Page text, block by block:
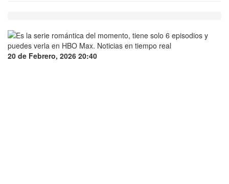
20 de Febrero, 2026 20:40